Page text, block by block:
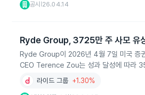
공시 26.04.14
Ryde Group, 3725만 주 사모 유상
Ryde Group이 2026년 4월 7일 미국 증
CEO Terence Zou는 성과 달성에 따라
라이드 그룹 +1.30%